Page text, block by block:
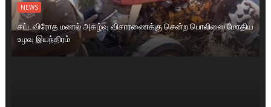
NEWS
சட்டவிரோத மணல் அகழ்வு விசாரணைக்கு சென்ற பொலிஸை மோதிய
உழவு இயந்திரம்